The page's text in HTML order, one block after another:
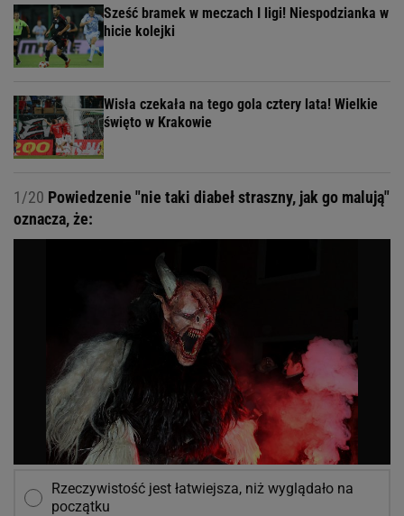
Sześć bramek w meczach I ligi! Niespodzianka w
hicie kolejki
Wisła czekała na tego gola cztery lata! Wielkie
święto w Krakowie
1/20 Powiedzenie "nie taki diabeł straszny, jak go malują"
oznacza, że:
Rzeczywistość jest łatwiejsza, niż wyglądało na
początku